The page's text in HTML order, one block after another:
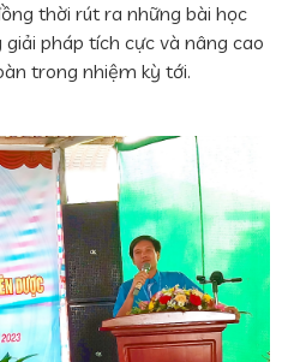
thời rút ra những bài học
pháp tích cực và nâng cao
trong nhiệm kỳ tới.